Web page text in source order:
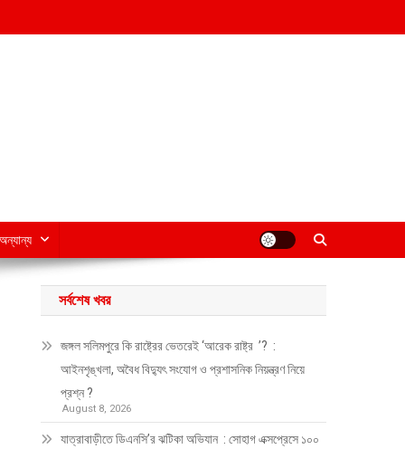
অন্যান্য
সর্বশেষ খবর
জঙ্গল সলিমপুরে কি রাষ্ট্রের ভেতরেই ‘আরেক রাষ্ট্র ’? :
আইনশৃঙ্খলা, অবৈধ বিদ্যুৎ সংযোগ ও প্রশাসনিক নিয়ন্ত্রণ নিয়ে
প্রশ্ন ?
August 8, 2026
যাত্রাবাড়ীতে ডিএনসি’র ঝটিকা অভিযান : সোহাগ এক্সপ্রেসে ১০০